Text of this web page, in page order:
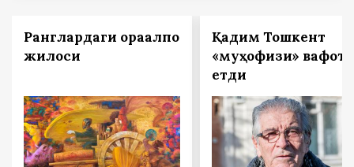
Ранглардаги қорақалпоқ
жилоси
Қадим Тошкент
«муҳофизи» вафот
етди